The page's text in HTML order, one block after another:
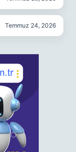
Temmuz 24, 2026